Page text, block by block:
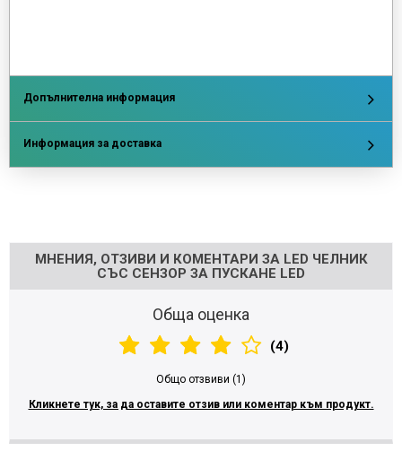
Допълнителна информация
Информация за доставка
МНЕНИЯ, ОТЗИВИ И КОМЕНТАРИ ЗА LED ЧЕЛНИК
СЪС СЕНЗОР ЗА ПУСКАНЕ LED
Обща оценка
(4)
Общо отзвиви (1)
Кликнете тук, за да оставите отзив или коментар към продукт.